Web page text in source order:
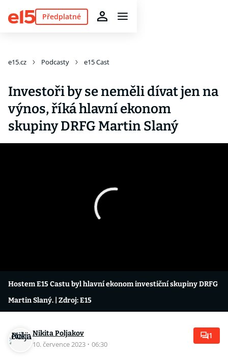
Předplatné
e15.cz Podcasty e15 Cast
Investoři by se neměli dívat jen na
výnos, říká hlavní ekonom
skupiny DRFG Martin Slaný
Hostem E15 Castu byl hlavní ekonom investiční skupiny DRFG
Martin Slaný. | Zdroj: E15
Nikita Poljakov
10. července 2023 · 06:30
1